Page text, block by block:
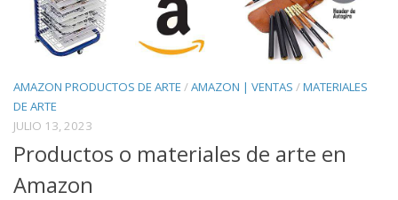
AMAZON PRODUCTOS DE ARTE /AMAZON | VENTAS /MATERIALES
DE ARTE
JULIO 13, 2023
Productos o materiales de arte en
Amazon